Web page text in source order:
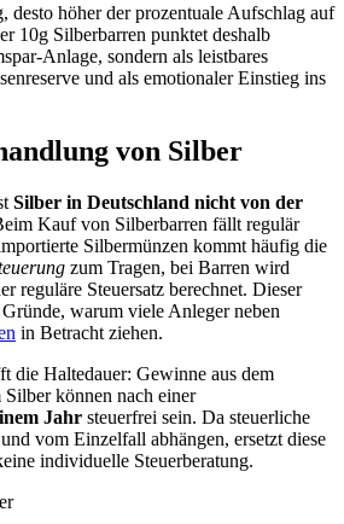
desto höher der prozentuale Aufschlag auf
10g Silberbarren punktet deshalb
Anlage, sondern als leistbares
und als emotionaler Einstieg ins
von Silber
Silber in Deutschland nicht von der
Kauf von Silberbarren fällt regulär
Silbermünzen kommt häufig die
zum Tragen, bei Barren wird
reguläre Steuersatz berechnet. Dieser
warum viele Anleger neben
in Betracht ziehen.
die Haltedauer: Gewinne aus dem
können nach einer
Jahr steuerfrei sein. Da steuerliche
vom Einzelfall abhängen, ersetzt diese
individuelle Steuerberatung.